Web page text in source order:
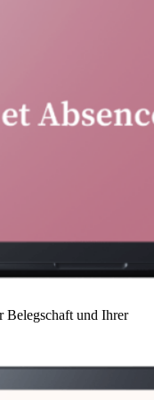
Belegschaft und Ihrer